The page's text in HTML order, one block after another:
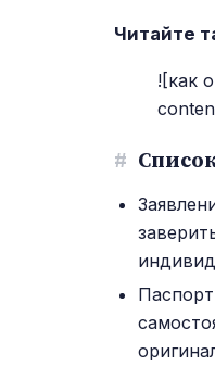
Читайте
![как
#